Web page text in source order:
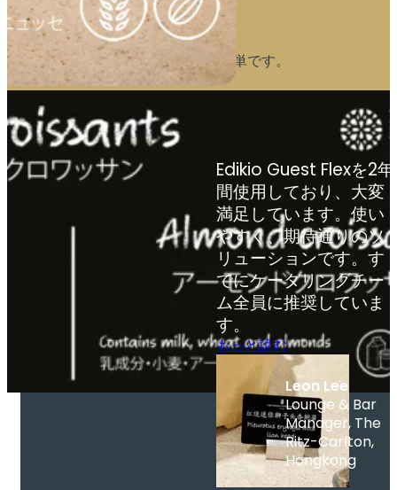
理想的なサポート
寒さや湿気に強く、お手入れも簡単です。
Edikio Guest Flexを2年
間使用しており、大変
満足しています。使い
やすく、期待通りのソ
リューションです。す
でにケータリングチー
ム全員に推奨していま
す。
もっと読む
Leon Lee
Lounge & Bar
Manager, The
Ritz-Carlton,
Hongkong